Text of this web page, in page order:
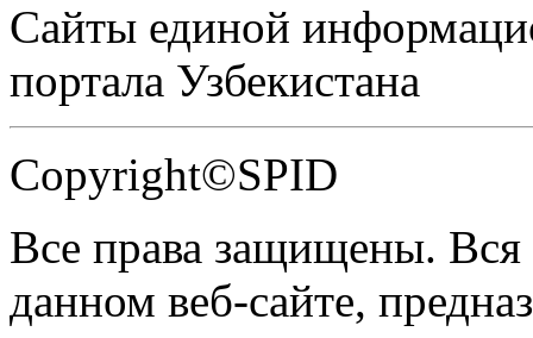
Сайты единой
портала Узбекистана
Copyright©SPID
Все права защищены.
данном веб-сайте,